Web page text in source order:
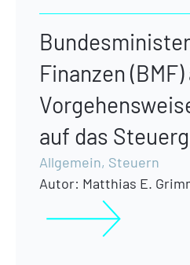
Finanzen
auf das
Allgemein, Steuern
Autor: Matthias E.